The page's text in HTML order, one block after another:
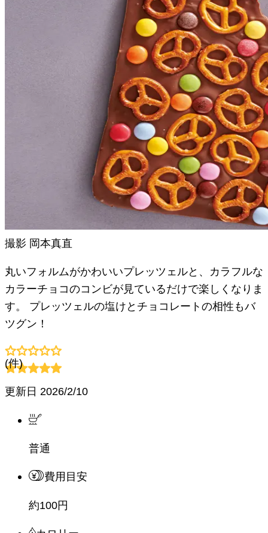
撮影 岡本真直
丸いフォルムがかわいいプレッツェルと、カラフルな
カラーチョコのコンビが見ているだけで楽しくなりま
す。 プレッツェルの塩けとチョコレートの相性もバ
ツグン！
(件)
更新日 2026/2/10
普通
費用目安
約100円